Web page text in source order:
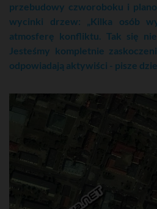
przebudowy czworoboku i
wycinki drzew: „Kilka osób
atmosferę konfliktu. Tak się
Jesteśmy kompletnie
odpowiadają aktywiści - pisze